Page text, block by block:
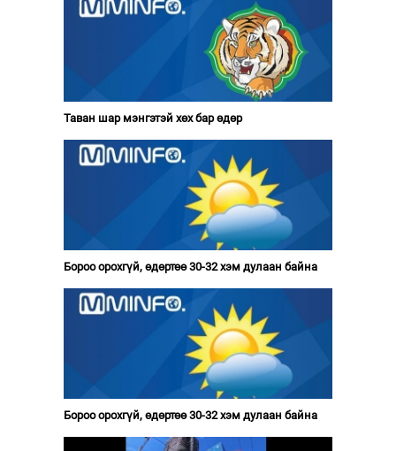
Таван шар мэнгэтэй хөх бар өдөр
Бороо орохгүй, өдөртөө 30-32 хэм дулаан байна
Бороо орохгүй, өдөртөө 30-32 хэм дулаан байна